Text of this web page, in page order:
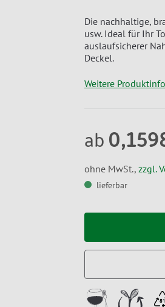
Die nachhaltige,
usw. Ideal für Ihr
auslaufsicherer
Deckel.
Weitere
ab
ohne MwSt., zzgl.
lieferbar